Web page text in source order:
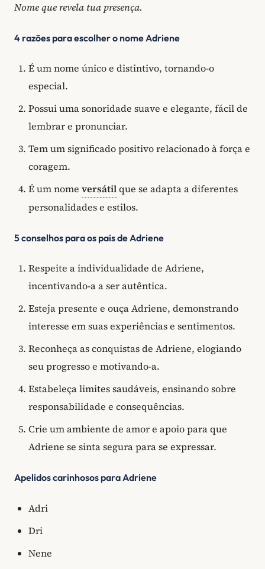
Nome que revela tua presença.
4 razões para escolher o nome Adriene
É um nome único e distintivo, tornando-o
especial.
Possui uma sonoridade suave e elegante, fácil de
lembrar e pronunciar.
Tem um significado positivo relacionado à força e
coragem.
É um nome versátilque se adapta a diferentes
personalidades e estilos.
5 conselhos para os pais de Adriene
Respeite a individualidade de Adriene,
incentivando-a a ser autêntica.
Esteja presente e ouça Adriene, demonstrando
interesse em suas experiências e sentimentos.
Reconheça as conquistas de Adriene, elogiando
seu progresso e motivando-a.
Estabeleça limites saudáveis, ensinando sobre
responsabilidade e consequências.
Crie um ambiente de amor e apoio para que
Adriene se sinta segura para se expressar.
Apelidos carinhosos para Adriene
Adri
Dri
Nene